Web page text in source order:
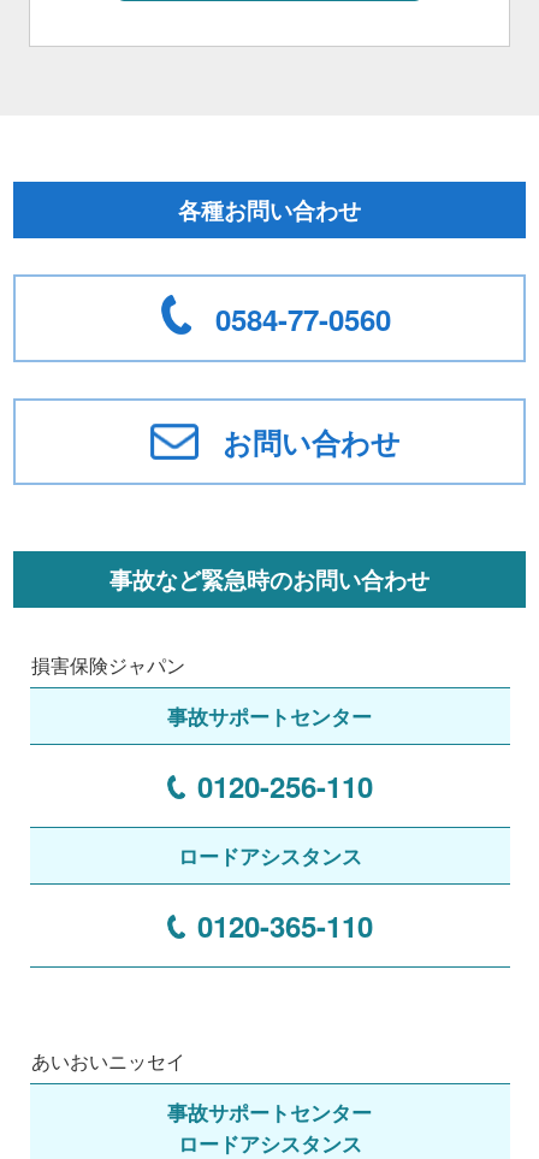
各種お問い合わせ
0584-77-0560
お問い合わせ
事故など緊急時のお問い合わせ
損害保険ジャパン
事故サポートセンター
0120-256-110
ロードアシスタンス
0120-365-110
あいおいニッセイ
事故サポートセンター
ロードアシスタンス